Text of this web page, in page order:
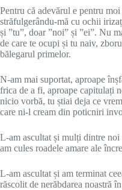
Pentru că adevărul e pentru
străfulgerându-mă cu ochii
și ”tu”, doar ”noi” și ”ei”. Nu
de care te ocupi și tu naiv,
bălegarul primelor.
N-am mai suportat, aproape
frica de a fi, aproape capitulați
nicio vorbă, tu știai deja ce
care ni-l cream din poticniri
L-am ascultat și mulți dintre noi
am cules roadele amare ale
L-am ascultat și am terminat
răscolit de nerăbdarea noastră